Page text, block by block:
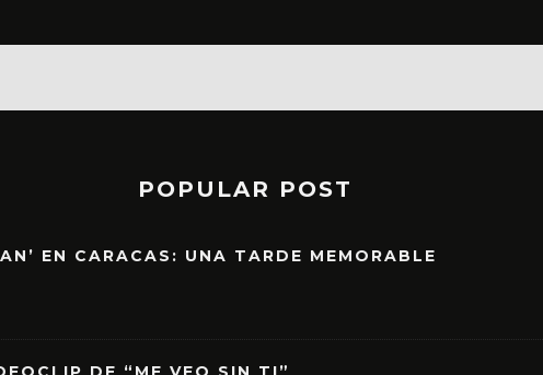
POPULAR POST
EN CARACAS: UNA TARDE MEMORABLE